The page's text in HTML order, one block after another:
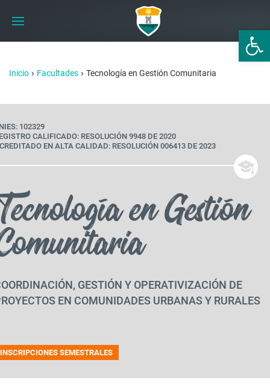
Abrir
Inicio › Facultades › Tecnología en Gestión Comunitaria
102329
CALIFICADO: RESOLUCIÓN 9948 DE 2020
EN ALTA CALIDAD: RESOLUCIÓN 006413 DE 2023
en Gestión
GESTIÓN Y OPERATIVIZACIÓN DE
EN COMUNIDADES URBANAS Y RURALES
INSCRIPCIONES SEMESTRALES